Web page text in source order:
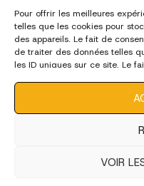
Pour offrir les meilleures
telles que les cookies pour
des appareils. Le fait de
de traiter des données telles
les ID uniques sur ce site. Le
VOIR
Edition 2023